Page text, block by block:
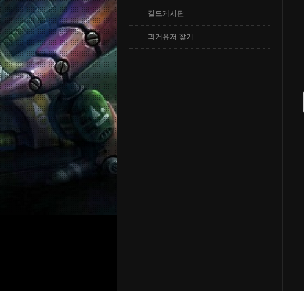
길드게시판
과거유저 찾기